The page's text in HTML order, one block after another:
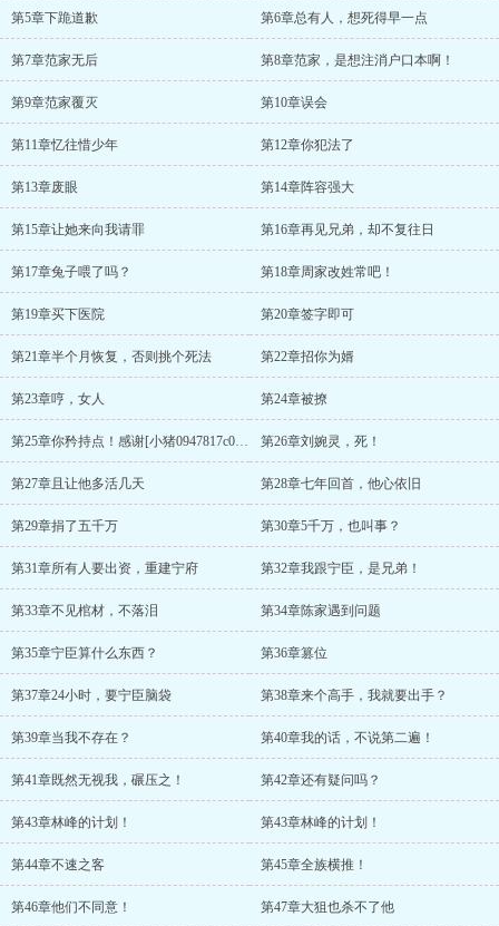
第5章下跪道歉 第6章总有人，想死得早一点
第7章范家无后 第8章范家，是想注消户口本啊！
第9章范家覆灭 第10章误会
第11章忆往惜少年 第12章你犯法了
第13章废眼 第14章阵容强大
第15章让她来向我请罪 第16章再见兄弟，却不复往日
第17章兔子喂了吗？ 第18章周家改姓常吧！
第19章买下医院 第20章签字即可
第21章半个月恢复，否则挑个死法 第22章招你为婿
第23章哼，女人 第24章被撩
第25章你矜持点！感谢[小猪0947817c0f0]的打赏！ 第26章刘婉灵，死！
第27章且让他多活几天 第28章七年回首，他心依旧
第29章捐了五千万 第30章5千万，也叫事？
第31章所有人要出资，重建宁府 第32章我跟宁臣，是兄弟！
第33章不见棺材，不落泪 第34章陈家遇到问题
第35章宁臣算什么东西？ 第36章篡位
第37章24小时，要宁臣脑袋 第38章来个高手，我就要出手？
第39章当我不存在？ 第40章我的话，不说第二遍！
第41章既然无视我，碾压之！ 第42章还有疑问吗？
第43章林峰的计划！ 第43章林峰的计划！
第44章不速之客 第45章全族横推！
第46章他们不同意！ 第47章大狙也杀不了他